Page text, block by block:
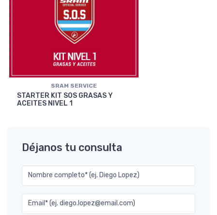
SRAM SERVICE
STARTER KIT SOS GRASAS Y
ACEITES NIVEL 1
Déjanos tu consulta
Nombre completo* (ej. Diego Lopez)
Email* (ej. diego.lopez@email.com)